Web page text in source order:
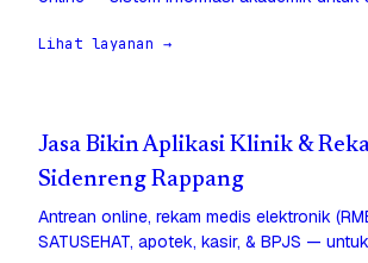
Lihat layanan →
Jasa Bikin Aplikasi Klinik &
Sidenreng Rappang
Antrean online, rekam medis elektronik
SATUSEHAT, apotek, kasir, & BPJS —